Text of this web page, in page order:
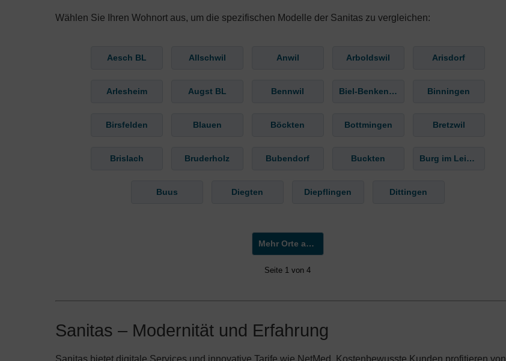
Wählen Sie Ihren Wohnort aus, um die spezifischen Modelle der Sanitas zu vergleichen:
Aesch BL Allschwil Anwil Arboldswil Arisdorf
Arlesheim Augst BL Bennwil Biel-Benken BL Binningen
Birsfelden Blauen Böckten Bottmingen Bretzwil
Brislach Bruderholz Bubendorf Buckten Burg im Leimental
Buus Diegten Diepflingen Dittingen
Mehr Orte anzeigen »
Seite 1 von 4
Sanitas – Modernität und Erfahrung
Sanitas bietet digitale Services und innovative Tarife wie NetMed. Kostenbewusste Kunden profitieren von